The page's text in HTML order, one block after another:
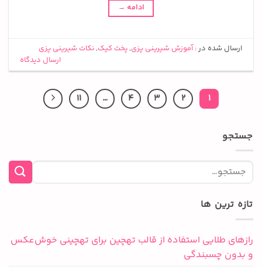
ادامه →
ارسال شده در :آموزش شیرینی پزی,پخت کیک,نکات شیرینی پزی
ارسال دیدگاه
1
2
3
4
…
11
جستجو
تازه ترین ها
رازهای طلایی استفاده از قالب تهچین برای تهچینی خوش‌عکس
و بدون چسبندگی